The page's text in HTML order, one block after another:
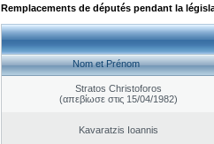
Remplacements de députés pendant la
Nom et Prénom
Stratos Christoforos
(απεβίωσε στις 15/04/1982)
Kavaratzis Ioannis